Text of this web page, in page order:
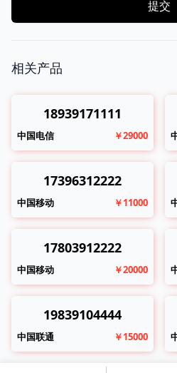
提交
相关产品
18939171111
中国电信 ￥29000
17396312222
中国移动 ￥11000
17803912222
中国移动 ￥20000
19839104444
中国联通 ￥15000